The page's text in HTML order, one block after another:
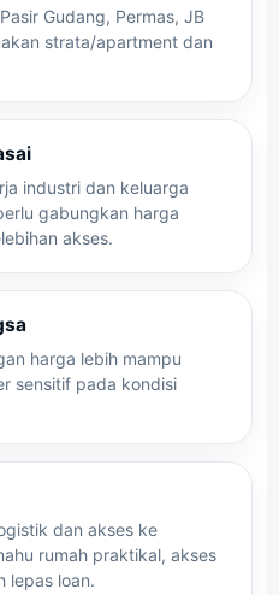
Gudang, Permas, JB
strata/apartment dan
industri dan keluarga
gabungkan harga
akses.
harga lebih mampu
sensitif pada kondisi
dan akses ke
rumah praktikal, akses
lepas loan.